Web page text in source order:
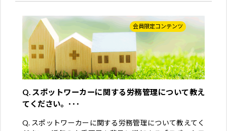
会員限定コンテンツ
Q. スポットワーカーに関する労務管理について教え
てください。･･･
Q. スポットワーカーに関する労務管理について教えてく